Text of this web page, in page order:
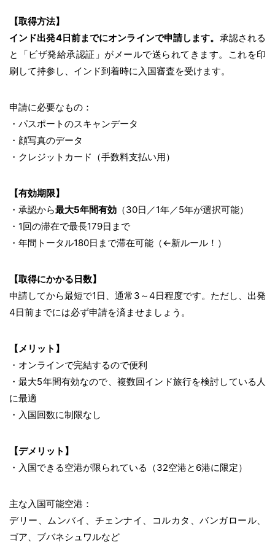
【取得方法】
インド出発4日前までにオンラインで申請します。 承認される
と「ビザ発給承認証」がメールで送られてきます。これを印
刷して持参し、インド到着時に入国審査を受けます。
申請に必要なもの：
・パスポートのスキャンデータ
・顔写真のデータ
・クレジットカード（手数料支払い用）
【有効期限】
・承認から最大5年間有効 （30日／1年／5年が選択可能）
・1回の滞在で最長179日まで
・年間トータル180日まで滞在可能（←新ルール！）
【取得にかかる日数】
申請してから最短で1日、通常3～4日程度です。ただし、出発
4日前までには必ず申請を済ませましょう。
【メリット】
・オンラインで完結するので便利
・最大5年間有効なので、複数回インド旅行を検討している人
に最適
・入国回数に制限なし
【デメリット】
・入国できる空港が限られている（32空港と6港に限定）
主な入国可能空港：
デリー、ムンバイ、チェンナイ、コルカタ、バンガロール、
ゴア、ブバネシュワルなど